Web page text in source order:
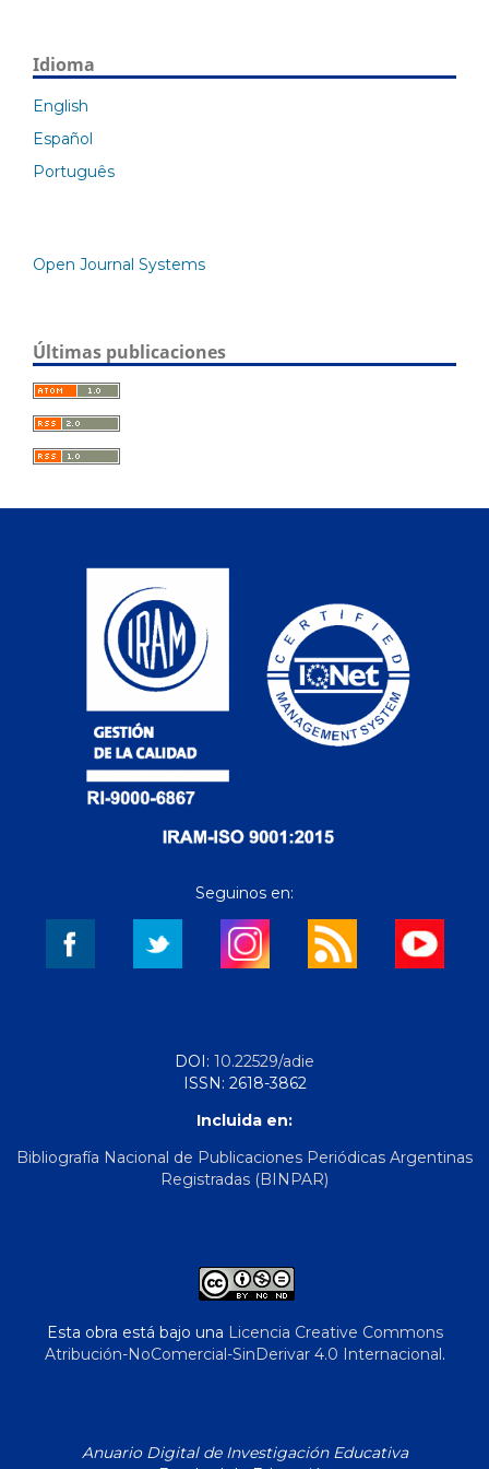
Idioma
English
Español
Português
Open Journal Systems
Últimas publicaciones
Seguinos en:
DOI: 10.22529/adie
ISSN: 2618-3862
Incluida en:
Bibliografía Nacional de Publicaciones Periódicas Argentinas
Registradas (BINPAR)
Esta obra está bajo una Licencia Creative Commons
Atribución-NoComercial-SinDerivar 4.0 Internacional.
Anuario Digital de Investigación Educativa